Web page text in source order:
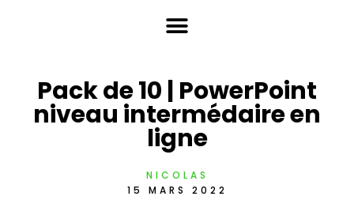
Pack de 10 | PowerPoint
niveau intermédaire en
ligne
NICOLAS
15 MARS 2022